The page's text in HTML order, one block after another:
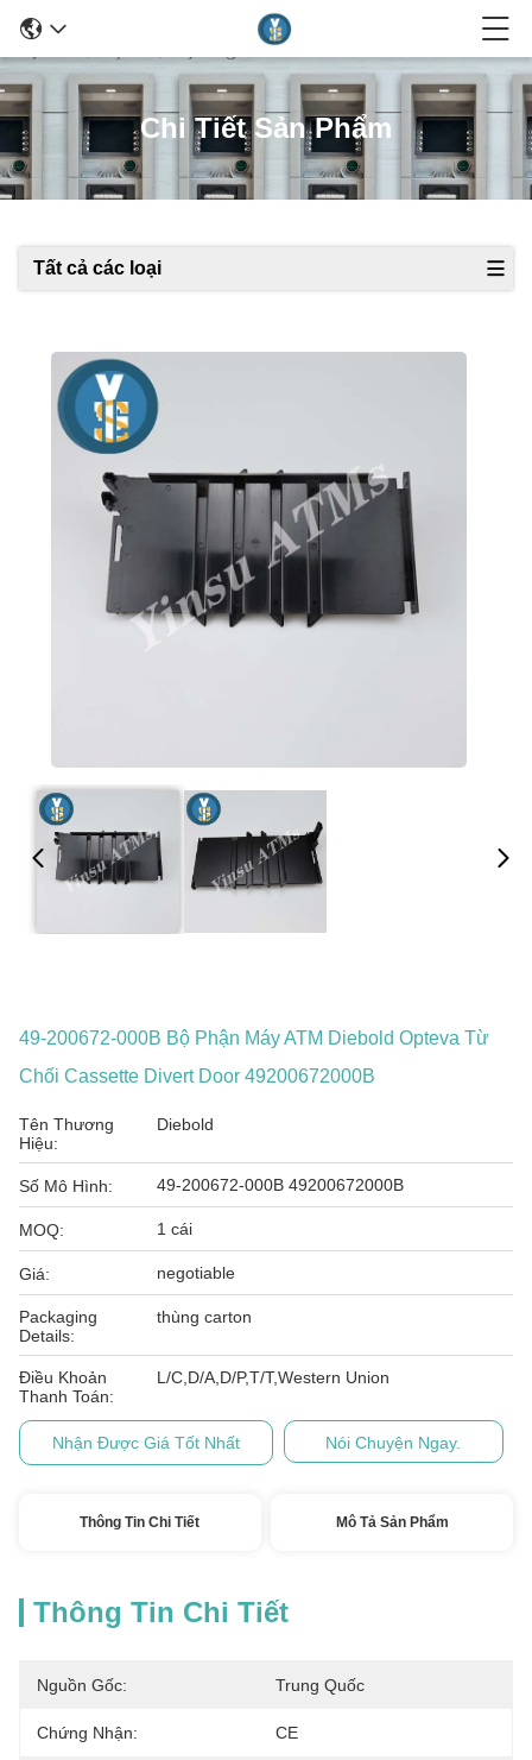
Chi Tiết Sản Phẩm
Tất cả các loại
49-200672-000B Bộ Phận Máy ATM Diebold Opteva Từ
Chối Cassette Divert Door 49200672000B
Tên Thương
Hiệu:
Diebold
Số Mô Hình: 49-200672-000B 49200672000B
MOQ: 1 cái
Giá: negotiable
Packaging
Details:
thùng carton
Điều Khoản
Thanh Toán:
L/C,D/A,D/P,T/T,Western Union
Nhận Được Giá Tốt Nhất Nói Chuyện Ngay.
Thông Tin Chi Tiết Mô Tả Sản Phẩm
Thông Tin Chi Tiết
Nguồn Gốc: Trung Quốc
Chứng Nhận: CE